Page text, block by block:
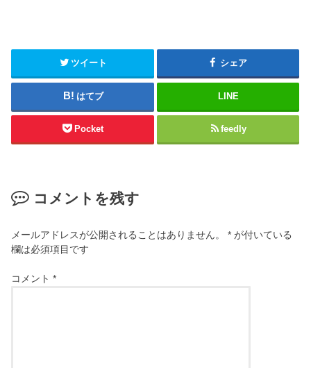
ツイート シェア
はてブ LINE
Pocket feedly
コメントを残す
メールアドレスが公開されることはありません。 * が付いている
欄は必須項目です
コメント*